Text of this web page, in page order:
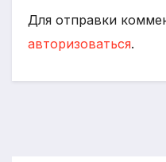
Для отправки
авторизоваться.